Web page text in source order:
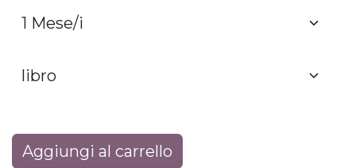
Aggiungi al carrello